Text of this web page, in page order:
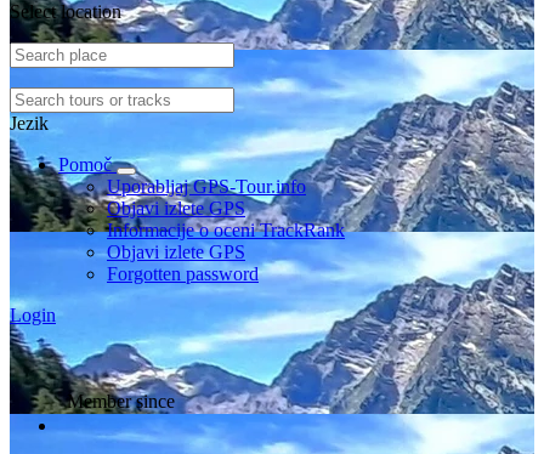
Select location
Jezik
Pomoč
Uporabljaj GPS-Tour.info
Objavi izlete GPS
Informacije o oceni TrackRank
Objavi izlete GPS
Forgotten password
Login
Member since